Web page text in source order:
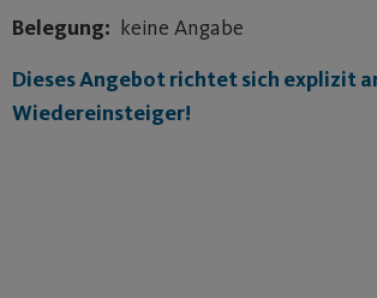
Belegung: keine Angabe
Dieses Angebot richtet sich explizit
Wiedereinsteiger!